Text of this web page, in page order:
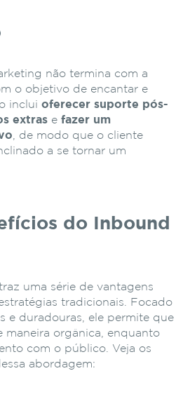
não termina com a
o objetivo de encantar e
inclui oferecer suporte pós-
extras e fazer um
, de modo que o cliente
a se tornar um
do Inbound
uma série de vantagens
tradicionais. Focado
e duradouras, ele permite que
maneira orgânica, enquanto
com o público. Veja os
abordagem: